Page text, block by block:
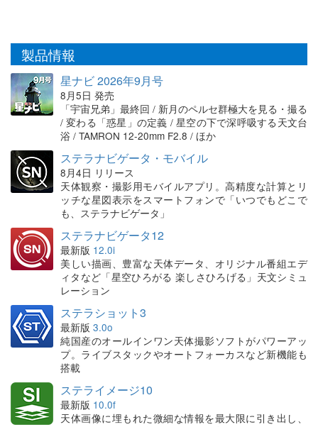
製品情報
星ナビ 2026年9月号
8月5日 発売
「宇宙兄弟」最終回 / 新月のペルセ群極大を見る・撮る
/ 変わる「惑星」の定義 / 星空の下で深呼吸する天文台
浴 / TAMRON 12-20mm F2.8 / ほか
ステラナビゲータ・モバイル
8月4日 リリース
天体観察・撮影用モバイルアプリ。高精度な計算とリ
ッチな星図表示をスマートフォンで「いつでもどこで
も、ステラナビゲータ」
ステラナビゲータ12
最新版 12.0i
美しい描画、豊富な天体データ、オリジナル番組エデ
ィタなど「星空ひろがる 楽しさひろげる」天文シミュ
レーション
ステラショット3
最新版 3.0o
純国産のオールインワン天体撮影ソフトがパワーアッ
プ。ライブスタックやオートフォーカスなど新機能も
搭載
ステライメージ10
最新版 10.0f
天体画像に埋もれた微細な情報を最大限に引き出し、